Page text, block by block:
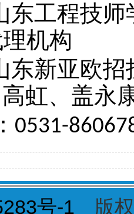
东工程技师
机构
东新亚欧
高虹、盖永
0531-
号-1 版权